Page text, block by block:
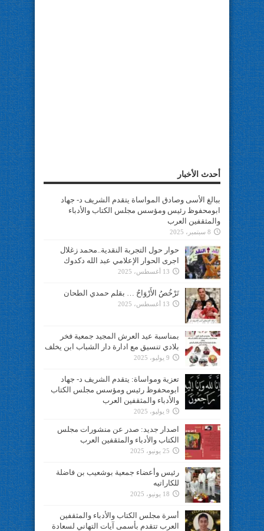
أحدث الأخبار
ببالغ الأسى وصادق المواساة يتقدم الشريف د- جهاد
ابومحفوظ رئيس ومؤسس مجلس الكتاب والأدباء
والمثقفين العرب
8 سبتمبر، 2025
حوار حول التجربة النقدية..محمد زغلال
اجرى الحوار الإعلامي عبد الله دكدوك
13 أغسطس، 2025
تَرْخُصُ الأَرْوَاحُ … بقلم حمدي الطحان
13 أغسطس، 2025
بمناسبة عيد العرش المجيد جمعية فخر
بلادي تنسيق مع ادارة دار الشباب ابن يخلف
9 يوليو، 2025
تعزية ومواساة: يتقدم الشريف د- جهاد
ابومحفوظ رئيس ومؤسس مجلس الكتاب
والأدباء والمثقفين العرب
9 يوليو، 2025
اصدار جديد: صدر عن منشورات مجلس
الكتاب والأدباء والمثقفين العرب
25 يونيو، 2025
رئيس وأعضاء جمعية بوشعيب بن فاضلة
للكاراتيه
18 يونيو، 2025
أسرة مجلس الكتاب والأدباء والمثقفين
العرب تتقدم بأسمى آيات التهاني لسعادة